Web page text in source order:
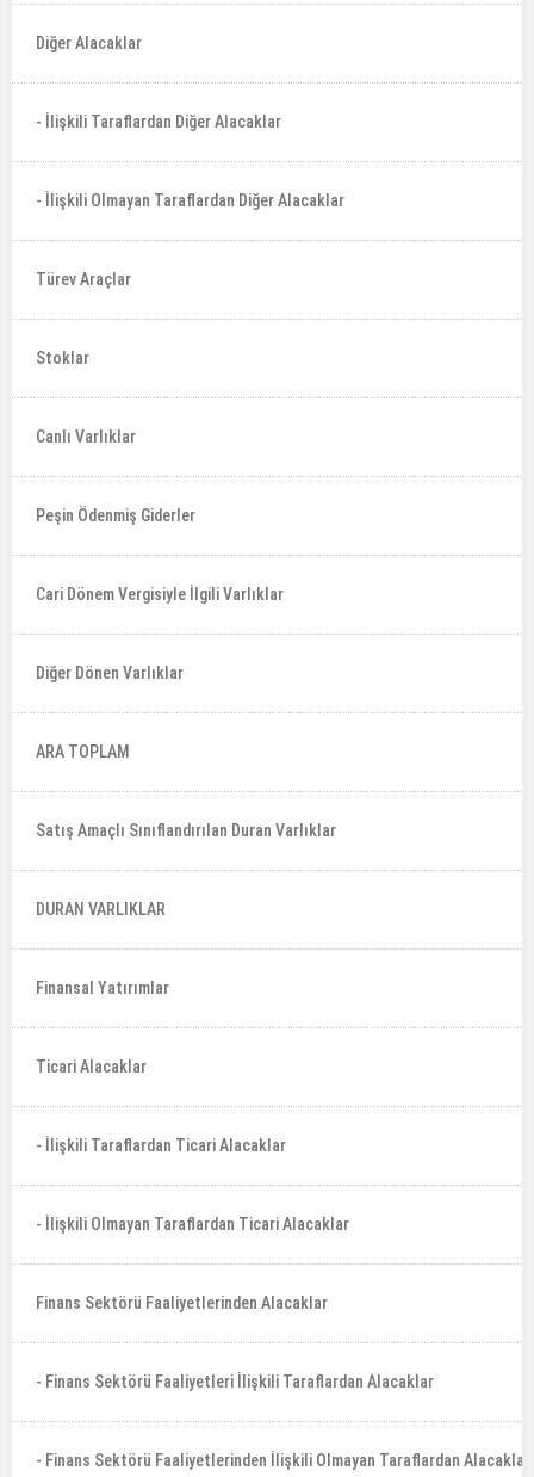
Diğer Alacaklar
- İlişkili Taraflardan Diğer Alacaklar
- İlişkili Olmayan Taraflardan Diğer Alacaklar
Türev Araçlar
Stoklar
Canlı Varlıklar
Peşin Ödenmiş Giderler
Cari Dönem Vergisiyle İlgili Varlıklar
Diğer Dönen Varlıklar
ARA TOPLAM
Satış Amaçlı Sınıflandırılan Duran Varlıklar
DURAN VARLIKLAR
Finansal Yatırımlar
Ticari Alacaklar
- İlişkili Taraflardan Ticari Alacaklar
- İlişkili Olmayan Taraflardan Ticari Alacaklar
Finans Sektörü Faaliyetlerinden Alacaklar
- Finans Sektörü Faaliyetleri İlişkili Taraflardan Alacaklar
- Finans Sektörü Faaliyetlerinden İlişkili Olmayan Taraflardan Alacaklar